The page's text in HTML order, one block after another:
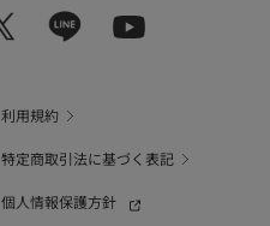
利用規約
特定商取引法に基づく表記
個人情報保護方針